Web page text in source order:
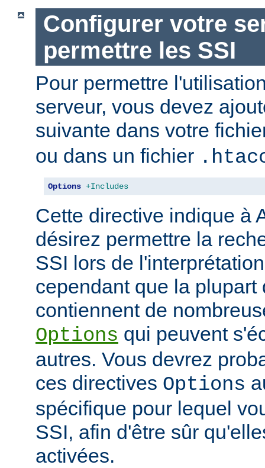
Configurer votre
permettre les SSI
Pour permettre
serveur, vous devez
suivante dans votre
ou dans un fichier
Options +Includes
Cette directive indique à
désirez permettre la
SSI lors de
cependant que la
contiennent de
Options qui peuvent
autres. Vous devrez
ces directives Options
spécifique pour lequel
SSI, afin d'être sûr
activées.